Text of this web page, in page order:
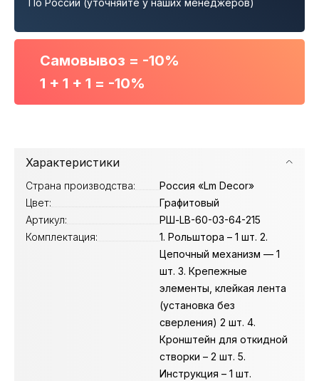
По России (уточняйте у наших менеджеров)
Самовывоз = -10%
1 + 1 + 1 = -10%
Характеристики
Страна производства:
Россия «Lm Decor»
Цвет:
Графитовый
Артикул:
РШ-LB-60-03-64-215
Комплектация:
1. Рольштора – 1 шт. 2.
Цепочный механизм — 1
шт. 3. Крепежные
элементы, клейкая лента
(установка без
сверления) 2 шт. 4.
Кронштейн для откидной
створки – 2 шт. 5.
Инструкция – 1 шт.